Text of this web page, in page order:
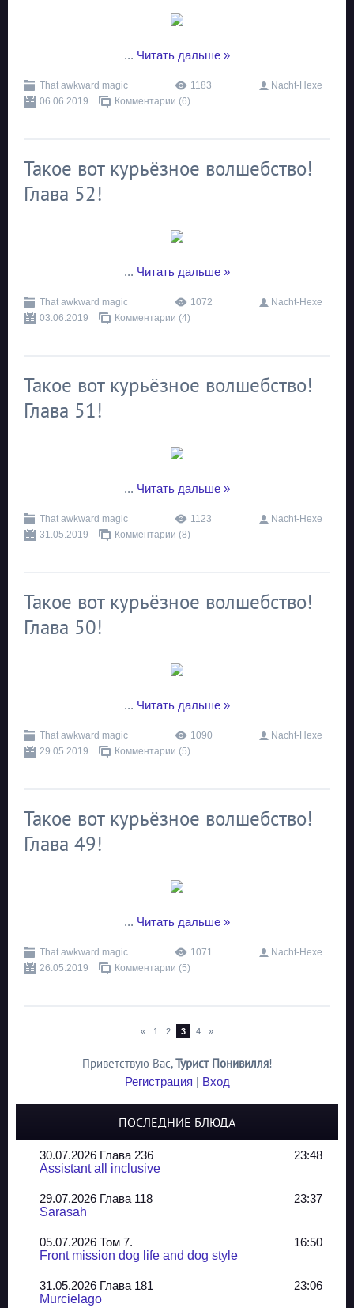
... Читать дальше »
That awkward magic 1183
Nacht-Hexe
06.06.2019
Комментарии (6)
Такое вот курьёзное волшебство!
Глава 52!
... Читать дальше »
That awkward magic 1072
Nacht-Hexe
03.06.2019
Комментарии (4)
Такое вот курьёзное волшебство!
Глава 51!
... Читать дальше »
That awkward magic 1123
Nacht-Hexe
31.05.2019
Комментарии (8)
Такое вот курьёзное волшебство!
Глава 50!
... Читать дальше »
That awkward magic 1090
Nacht-Hexe
29.05.2019
Комментарии (5)
Такое вот курьёзное волшебство!
Глава 49!
... Читать дальше »
That awkward magic 1071
Nacht-Hexe
26.05.2019
Комментарии (5)
« 1 2 3 4 »
Приветствую Вас,Турист Понивилля!
Регистрация | Вход
ПОСЛЕДНИЕ БЛЮДА
30.07.2026 Глава 236
23:48
Assistant all inclusive
29.07.2026 Глава 118
23:37
Sarasah
05.07.2026 Том 7.
16:50
Front mission dog life and dog style
31.05.2026 Глава 181
23:06
Murcielago